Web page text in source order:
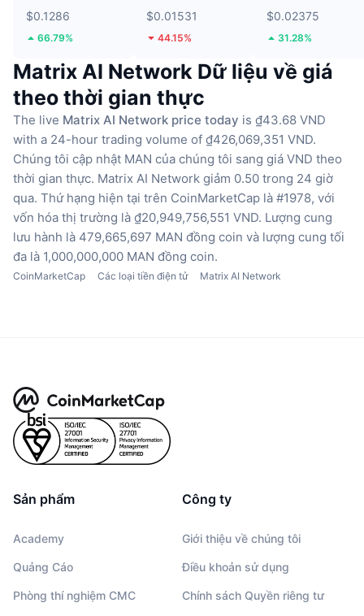
$0.1286
66.79%
$0.01531
44.15%
$0.02375
31.28%
Matrix AI Network Dữ liệu về giá
theo thời gian thực
The live Matrix AI Network price today is ₫43.68 VND
with a 24-hour trading volume of ₫426,069,351 VND.
Chúng tôi cập nhật MAN của chúng tôi sang giá VND theo
thời gian thực. Matrix AI Network giảm 0.50 trong 24 giờ
qua. Thứ hạng hiện tại trên CoinMarketCap là #1978, với
vốn hóa thị trường là ₫20,949,756,551 VND. Lượng cung
lưu hành là 479,665,697 MAN đồng coin và lượng cung tối
đa là 1,000,000,000 MAN đồng coin.
CoinMarketCap Các loại tiền điện tử Matrix AI Network
Sản phẩm
Academy
Quảng Cáo
Phòng thí nghiệm CMC
Công ty
Giới thiệu về chúng tôi
Điều khoản sử dụng
Chính sách Quyền riêng tư